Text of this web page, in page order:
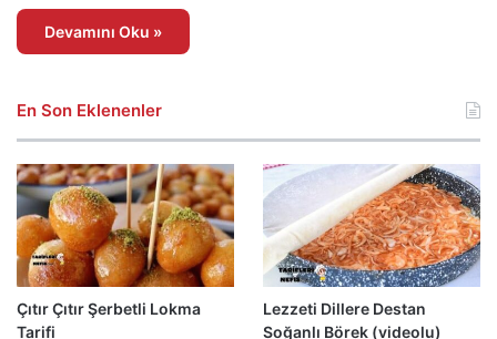
Devamını Oku »
En Son Eklenenler
Çıtır Çıtır Şerbetli Lokma
Tarifi
Lezzeti Dillere Destan
Soğanlı Börek (videolu)